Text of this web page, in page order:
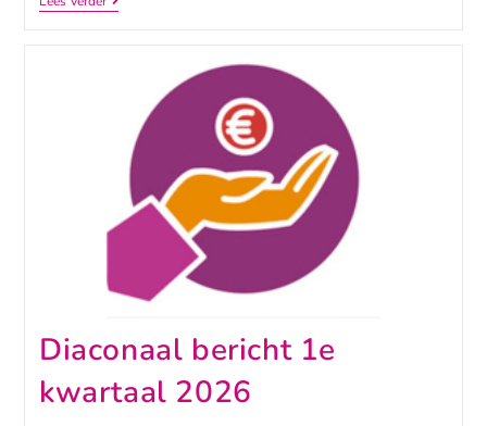
Diaconaal bericht 1e
kwartaal 2026